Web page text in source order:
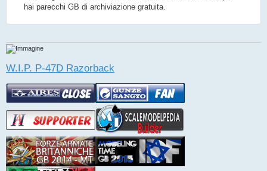
hai parecchi GB di archiviazione gratuita.
W.I.P. P-47D Razorback